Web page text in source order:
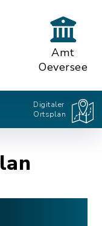
Amt
Oeversee
Digitaler
Ortsplan